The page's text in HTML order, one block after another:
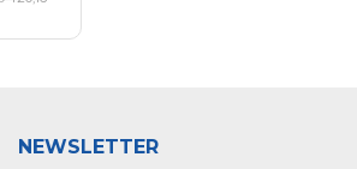
NEWSLETTER